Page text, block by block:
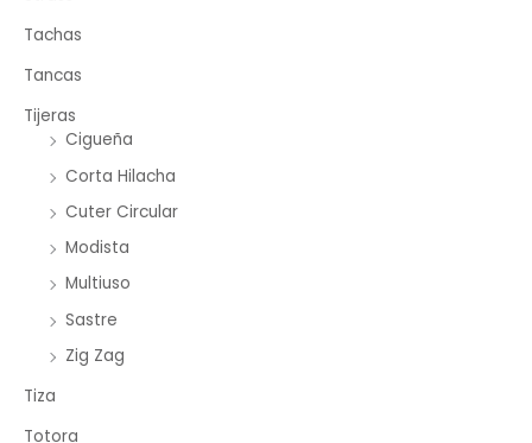
Tachas
Tancas
Tijeras
Cigueña
Corta Hilacha
Cuter Circular
Modista
Multiuso
Sastre
Zig Zag
Tiza
Totora